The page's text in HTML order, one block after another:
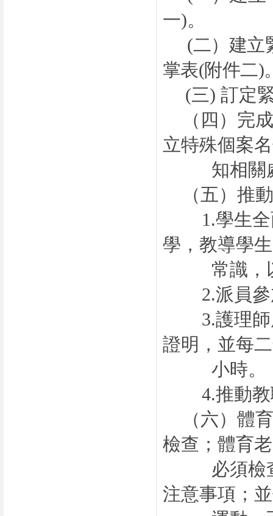
一)。
(二） 建立
掌表(附件二)
(三) 訂定
（四） 完
立特殊個案
知相關
（五） 推
1.學生
學，教導學
常識，以
2.派員
3.護理
證明，並每
小時。
4.推動
（六） 體
檢查；體育
必須檢查
注意事項；